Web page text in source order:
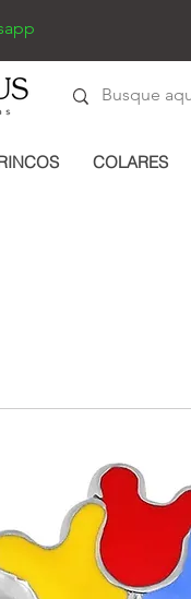
COLARES